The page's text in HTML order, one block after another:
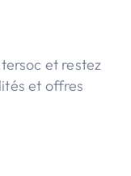
et restez
et offres